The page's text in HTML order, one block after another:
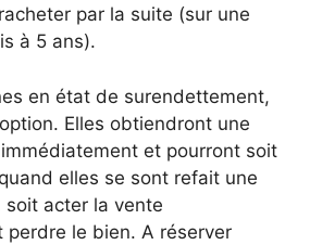
par la suite (sur une
à 5 ans).
en état de surendettement,
Elles obtiendront une
immédiatement et pourront soit
elles se sont refait une
soit acter la vente
le bien. A réserver